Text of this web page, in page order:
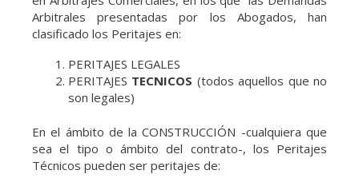
Arbitrales presentadas por los Abogados, han
clasificado los Peritajes en:
PERITAJES LEGALES
PERITAJES TECNICOS (todos aquellos que no
son legales)
En el ámbito de la CONSTRUCCIÓN -cualquiera que
sea el tipo o ámbito del contrato-, los Peritajes
Técnicos pueden ser peritajes de: